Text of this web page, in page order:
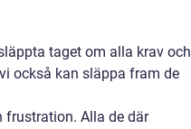
taget om alla krav och
också kan släppa fram de
frustration. Alla de där